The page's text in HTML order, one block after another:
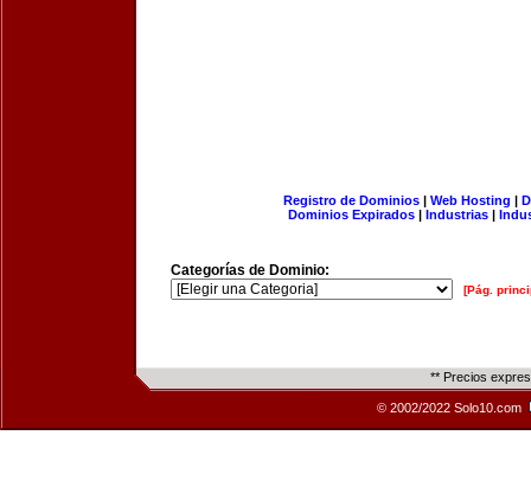
Registro de Dominios| Web Hosting |
Dominios Expirados | Industrias |
Categorías de Dominio:
[Pág.
** Precios
© 2002/2022 Solo10.com